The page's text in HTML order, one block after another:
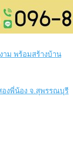
ม พร้อมสร้างบ้าน
องพี่น้อง จ.สุพรรณบุรี